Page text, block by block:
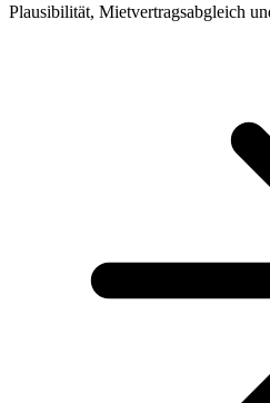
Plausibilität, Mietvertragsabgleich